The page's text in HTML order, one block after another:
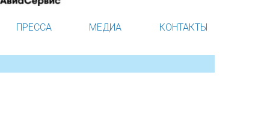
ПРЕССА МЕДИА КОНТАКТЫ